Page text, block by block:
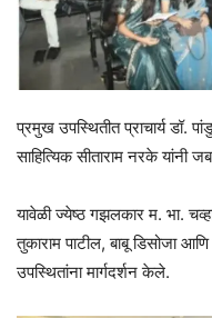
प्रमुख उपस्थितीत प्राचार्य डॉ.
साहित्यिक सीताराम नरके यांनी
यावेळी ज्येष्ठ गझलकार म. भा.
तुकाराम पाटील, बाबू डिसोजा
उपस्थितांना मार्गदर्शन केले.